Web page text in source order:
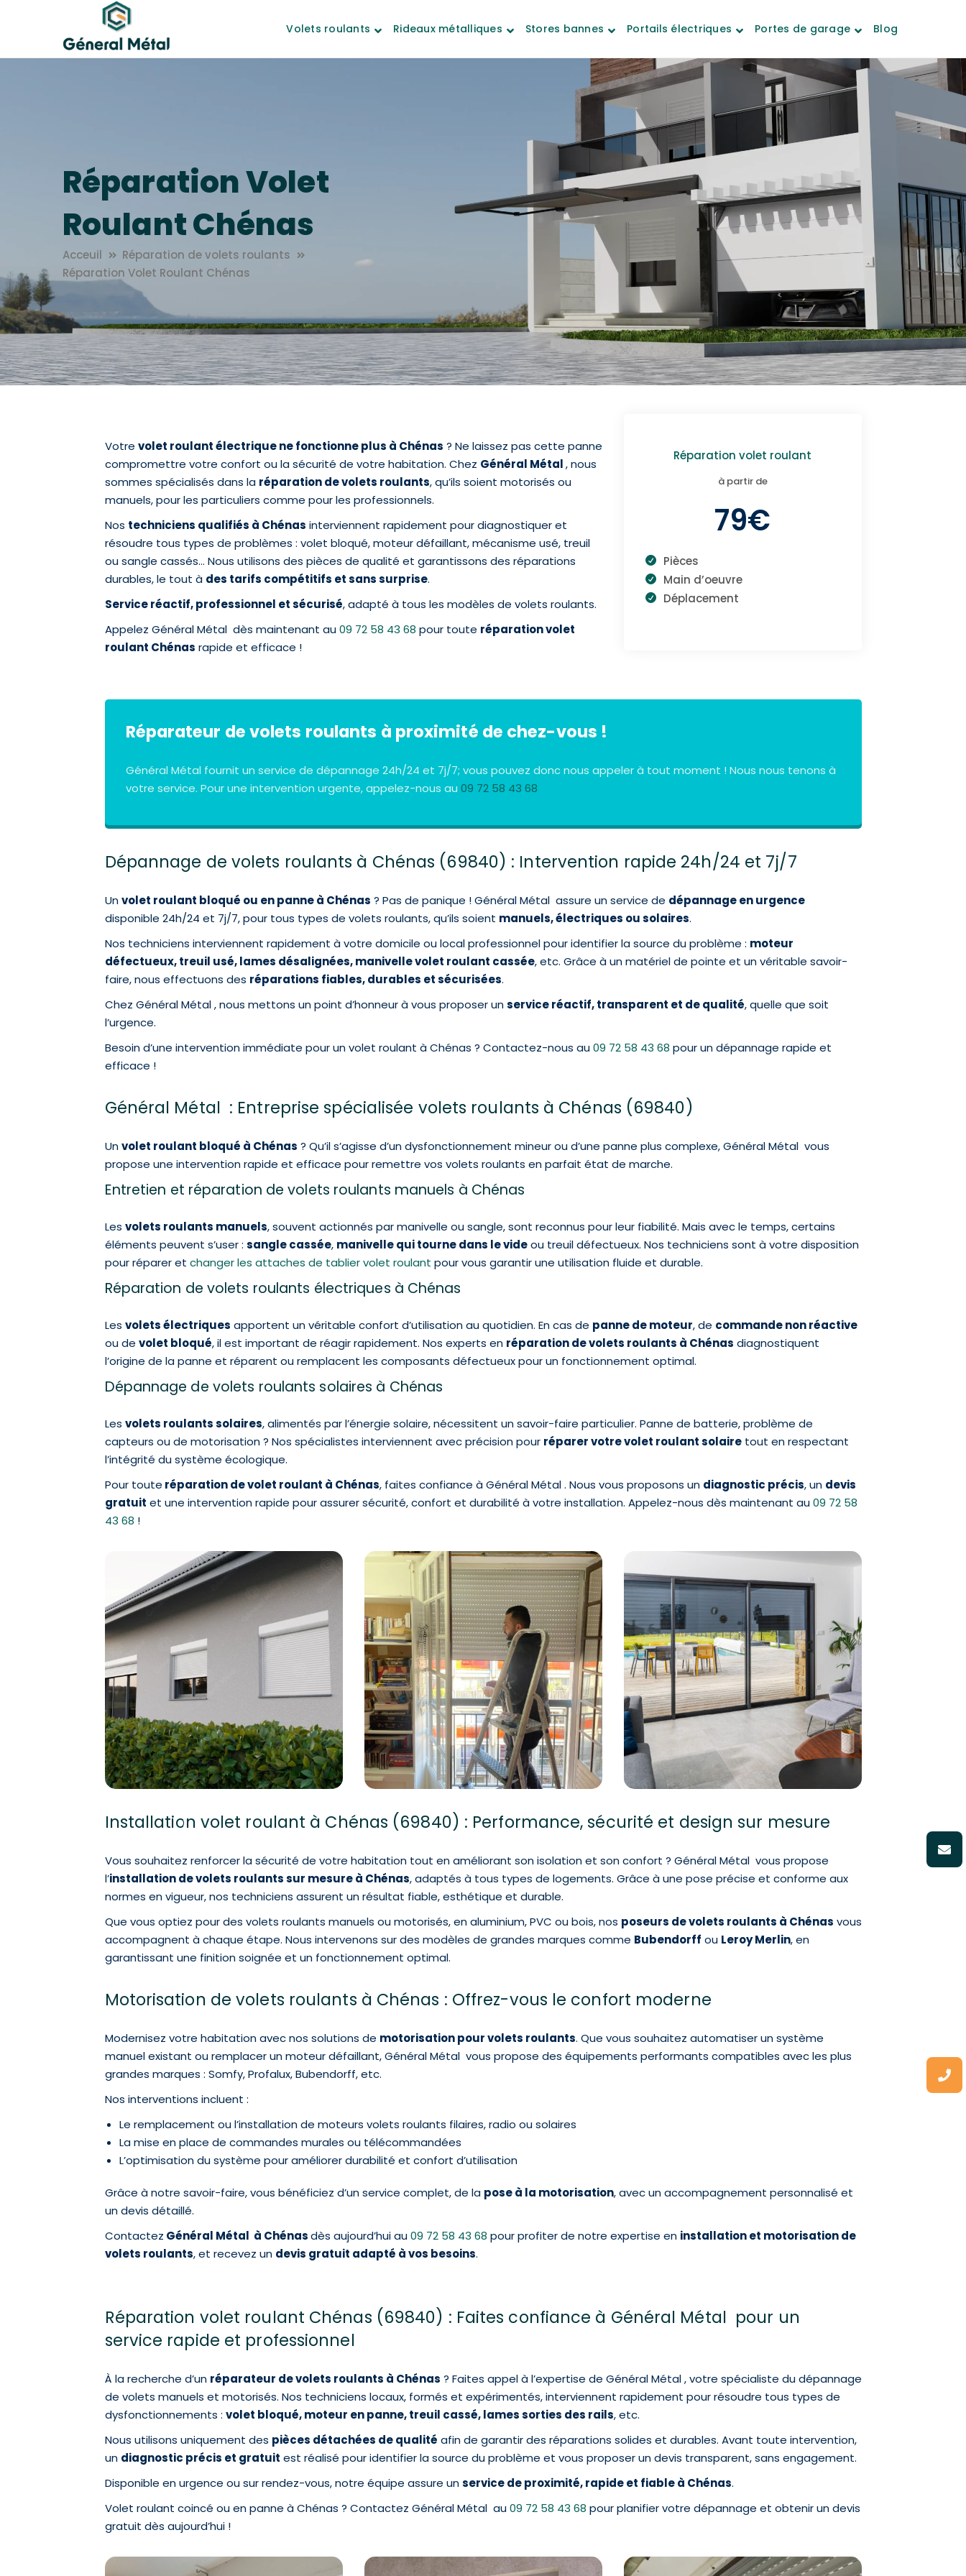
Volets roulants Rideaux métalliques Stores bannes Portails électriques Portes de garage Blog
Réparation Volet
Roulant Chénas
Acceuil
Réparation de volets roulants
Réparation Volet Roulant Chénas
Votre volet roulant électrique ne fonctionne plus à Chénas ? Ne laissez pas cette panne
compromettre votre confort ou la sécurité de votre habitation. Chez Général Métal, nous
sommes spécialisés dans la réparation de volets roulants, qu’ils soient motorisés ou
manuels, pour les particuliers comme pour les professionnels.
Nos techniciens qualifiés à Chénas interviennent rapidement pour diagnostiquer et
résoudre tous types de problèmes : volet bloqué, moteur défaillant, mécanisme usé, treuil
ou sangle cassés… Nous utilisons des pièces de qualité et garantissons des réparations
durables, le tout à des tarifs compétitifs et sans surprise.
Service réactif, professionnel et sécurisé, adapté à tous les modèles de volets roulants.
Appelez Général Métal dès maintenant au09 72 58 43 68 pour toute réparation volet
roulant Chénas rapide et efficace !
Réparation volet roulant
à partir de
79€
Pièces
Main d’oeuvre
Déplacement
Réparateur de volets roulants à proximité de chez-vous !
Général Métal fournit un service de dépannage 24h/24 et 7j/7; vous pouvez donc nous appeler à tout moment ! Nous nous tenons à
votre service. Pour une intervention urgente, appelez-nous au 09 72 58 43 68
Dépannage de volets roulants à Chénas (69840) : Intervention rapide 24h/24 et 7j/7
Unvolet roulant bloqué ou en panne à Chénas ? Pas de panique ! Général Métal assure un service de dépannage en urgence
disponible 24h/24 et 7j/7, pour tous types de volets roulants, qu’ils soient manuels, électriques ou solaires.
Nos techniciens interviennent rapidement à votre domicile ou local professionnel pour identifier la source du problème : moteur
défectueux, treuil usé, lames désalignées, manivelle volet roulant cassée, etc. Grâce à un matériel de pointe et un véritable savoir-
faire, nous effectuons des réparations fiables, durables et sécurisées.
Chez Général Métal , nous mettons un point d’honneur à vous proposer unservice réactif, transparent et de qualité, quelle que soit
l’urgence.
Besoin d’une intervention immédiate pour un volet roulant à Chénas ? Contactez-nous au09 72 58 43 68 pour un dépannage rapide et
efficace !
Général Métal : Entreprise spécialisée volets roulants à Chénas (69840)
Unvolet roulant bloqué à Chénas ? Qu’il s’agisse d’un dysfonctionnement mineur ou d’une panne plus complexe, Général Métal vous
propose une intervention rapide et efficace pour remettre vos volets roulants en parfait état de marche.
Entretien et réparation de volets roulants manuels à Chénas
Les volets roulants manuels, souvent actionnés par manivelle ou sangle, sont reconnus pour leur fiabilité. Mais avec le temps, certains
éléments peuvent s’user : sangle cassée, manivelle qui tourne dans le videou treuil défectueux. Nos techniciens sont à votre disposition
pour réparer et changer les attaches de tablier volet roulant pour vous garantir une utilisation fluide et durable.
Réparation de volets roulants électriques à Chénas
Les volets électriques apportent un véritable confort d’utilisation au quotidien. En cas de panne de moteur, de commande non réactive
ou de volet bloqué, il est important de réagir rapidement. Nos experts en réparation de volets roulants à Chénas diagnostiquent
l’origine de la panne et réparent ou remplacent les composants défectueux pour un fonctionnement optimal.
Dépannage de volets roulants solaires à Chénas
Les volets roulants solaires, alimentés par l’énergie solaire, nécessitent un savoir-faire particulier. Panne de batterie, problème de
capteurs ou de motorisation ? Nos spécialistes interviennent avec précision pour réparer votre volet roulant solairetout en respectant
l’intégrité du système écologique.
Pour toute réparation de volet roulant à Chénas, faites confiance à Général Métal . Nous vous proposons un diagnostic précis, un devis
gratuit et une intervention rapide pour assurer sécurité, confort et durabilité à votre installation. Appelez-nous dès maintenant au09 72 58
43 68 !
Installation volet roulant à Chénas (69840) : Performance, sécurité et design sur mesure
Vous souhaitez renforcer la sécurité de votre habitation tout en améliorant son isolation et son confort ? Général Métal vous propose
l’installation de volets roulants sur mesure à Chénas, adaptés à tous types de logements. Grâce à une pose précise et conforme aux
normes en vigueur, nos techniciens assurent un résultat fiable, esthétique et durable.
Que vous optiez pour des volets roulants manuels ou motorisés, en aluminium, PVC ou bois, nos poseurs de volets roulants à Chénas vous
accompagnent à chaque étape. Nous intervenons sur des modèles de grandes marques comme Bubendorff ou Leroy Merlin, en
garantissant une finition soignée et un fonctionnement optimal.
Motorisation de volets roulants à Chénas : Offrez-vous le confort moderne
Modernisez votre habitation avec nos solutions de motorisation pour volets roulants. Que vous souhaitez automatiser un système
manuel existant ou remplacer un moteur défaillant, Général Métal vous propose des équipements performants compatibles avec les plus
grandes marques : Somfy, Profalux, Bubendorff, etc.
Nos interventions incluent :
Le remplacement ou l’installation de moteurs volets roulants filaires, radio ou solaires
La mise en place de commandes murales ou télécommandées
L’optimisation du système pour améliorer durabilité et confort d’utilisation
Grâce à notre savoir-faire, vous bénéficiez d’un service complet, de la pose à la motorisation, avec un accompagnement personnalisé et
un devis détaillé.
Contactez Général Métal à Chénasdès aujourd’hui au09 72 58 43 68 pour profiter de notre expertise en installation et motorisation de
volets roulants, et recevez un devis gratuit adapté à vos besoins.
Réparation volet roulant Chénas (69840) : Faites confiance à Général Métal pour un
service rapide et professionnel
À la recherche d’un réparateur de volets roulants à Chénas ? Faites appel à l’expertise de Général Métal , votre spécialiste du dépannage
de volets manuels et motorisés. Nos techniciens locaux, formés et expérimentés, interviennent rapidement pour résoudre tous types de
dysfonctionnements : volet bloqué, moteur en panne, treuil cassé, lames sorties des rails, etc.
Nous utilisons uniquement des pièces détachées de qualité afin de garantir des réparations solides et durables. Avant toute intervention,
un diagnostic précis et gratuit est réalisé pour identifier la source du problème et vous proposer un devis transparent, sans engagement.
Disponible en urgence ou sur rendez-vous, notre équipe assure unservice de proximité, rapide et fiable à Chénas.
Volet roulant coincé ou en panne à Chénas ? Contactez Général Métal au09 72 58 43 68 pour planifier votre dépannage et obtenir un devis
gratuit dès aujourd’hui !